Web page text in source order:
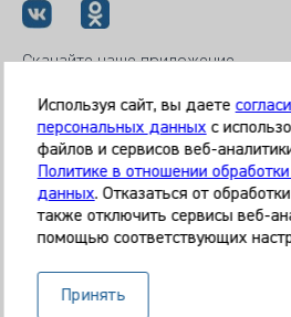
Скачайте наше приложение
© 2026 Клиника «МЕДИКАЛ ОН ГРУП»
Все права защищены
Информация, представленная на
постановки диагноза, назначения
очная консультация специалиста.
Используя сайт, вы даете
персональных данныхс
файлов и сервисов веб-
Политике в отношении
данных. Отказаться от
также отключить сервисы веб-
помощью соответствующих
Принять